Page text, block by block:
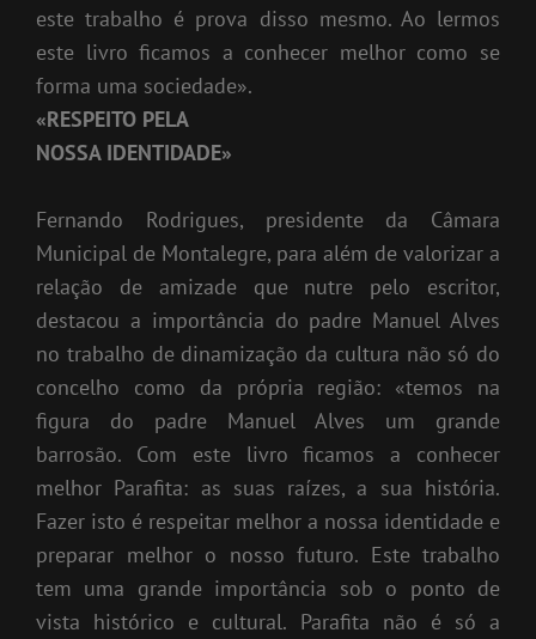
este trabalho é prova disso mesmo. Ao lermos
este livro ficamos a conhecer melhor como se
forma uma sociedade».
«RESPEITO PELA
NOSSA IDENTIDADE»
Fernando Rodrigues, presidente da Câmara
Municipal de Montalegre, para além de valorizar a
relação de amizade que nutre pelo escritor,
destacou a importância do padre Manuel Alves
no trabalho de dinamização da cultura não só do
concelho como da própria região: «temos na
figura do padre Manuel Alves um grande
barrosão. Com este livro ficamos a conhecer
melhor Parafita: as suas raízes, a sua história.
Fazer isto é respeitar melhor a nossa identidade e
preparar melhor o nosso futuro. Este trabalho
tem uma grande importância sob o ponto de
vista histórico e cultural. Parafita não é só a